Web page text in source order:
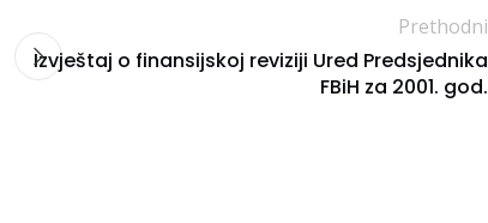
Prethodni
Izvještaj o finansijskoj reviziji Ured Predsjednika
FBiH za 2001. god.